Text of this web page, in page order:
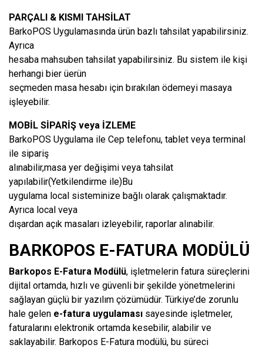
PARÇALI & KISMI TAHSİLAT
BarkoPOS Uygulamasında ürün bazlı tahsilat yapabilirsiniz.
Ayrıca
hesaba mahsuben tahsilat yapabilirsiniz. Bu sistem ile kişi
herhangi bier üerün
seçmeden masa hesabı için bırakılan ödemeyi masaya
işleyebilir.
MOBİL SİPARİŞ veya İZLEME
BarkoPOS Uygulama ile Cep telefonu, tablet veya terminal
ile sipariş
alınabilir,masa yer değişimi veya tahsilat
yapılabilir(Yetkilendirme ile)Bu
uygulama local sisteminize bağlı olarak çalışmaktadır.
Ayrıca local veya
dışardan açık masaları izleyebilir, raporlar alınabilir.
BARKOPOS E-FATURA MODÜLÜ
Barkopos E-Fatura Modülü, işletmelerin fatura süreçlerini
dijital ortamda, hızlı ve güvenli bir şekilde yönetmelerini
sağlayan güçlü bir yazılım çözümüdür. Türkiye’de zorunlu
hale gelen e-fatura uygulaması sayesinde işletmeler,
faturalarını elektronik ortamda kesebilir, alabilir ve
saklayabilir. Barkopos E-Fatura modülü, bu süreci